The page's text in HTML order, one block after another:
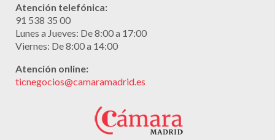
Atención telefónica:
91 538 35 00
Lunes a Jueves: De 8:00 a 17:00
Viernes: De 8:00 a 14:00
Atención online:
ticnegocios@camaramadrid.es